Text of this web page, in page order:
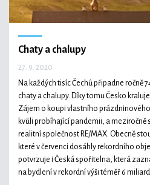
Chaty a chalupy
27. 9. 2020
Na každých tisíc Čechů připadne ročně
chaty a chalupy. Díky tomu Česko
Zájem o koupi vlastního
kvůli probíhající pandemii, a meziročně
realitní společnost RE/MAX. Obecně
které v červenci dosáhly rekordního
potvrzuje i Česká spořitelna, která
na bydlení v rekordní výši téměř 6